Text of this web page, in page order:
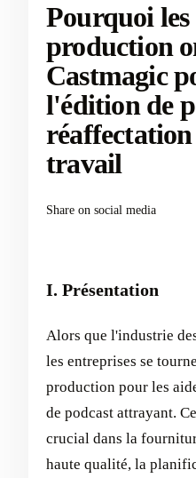
Pourquoi les
production
Castmagic
l'édition de
travail
Share on social media
I. Présentation
Alors que l'industrie
les entreprises se
production pour les
de podcast attrayant.
crucial dans la
haute qualité, la